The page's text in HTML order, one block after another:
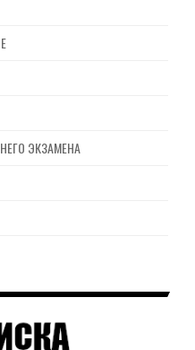
ЭКЗАМЕНА